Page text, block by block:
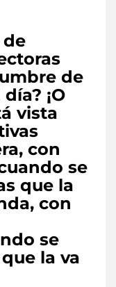
de
de
¡O
vista
con
se
que la
con
se
la va